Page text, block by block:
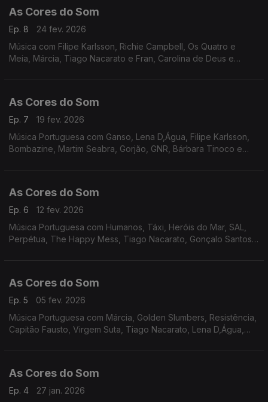
As Cores do Som
Ep. 8
24 fev. 2026
Música com Filipe Karlsson, Richie Campbell, Os Quatro e
Meia, Márcia, Tiago Nacarato e Fran, Carolina de Deus e
As Cores do Som
Ep. 7
19 fev. 2026
Música Portuguesa com Ganso, Lena D,Água, Filipe Karlsson,
Bombazine, Martim Seabra, Gorjão, GNR, Bárbara Tinoco e
As Cores do Som
Ep. 6
12 fev. 2026
Música Portuguesa com Humanos, Táxi, Heróis do Mar, SAL,
Perpétua, The Happy Mess, Tiago Nacarato, Gonçalo Santos,
As Cores do Som
Ep. 5
05 fev. 2026
Música Portuguesa com Márcia, Golden Slumbers, Resistência,
Capitão Fausto, Virgem Suta, Tiago Nacarato, Lena D,Água,
As Cores do Som
Ep. 4
27 jan. 2026